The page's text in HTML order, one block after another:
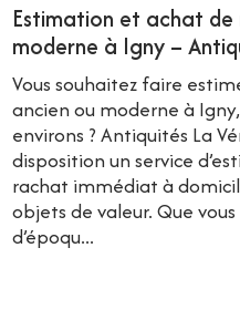
Estimation et achat
moderne à Igny –
Vous souhaitez faire
ancien ou moderne à Igny,
environs ? Antiquités La
disposition un service
rachat immédiat à
objets de valeur. Que
d’époqu...